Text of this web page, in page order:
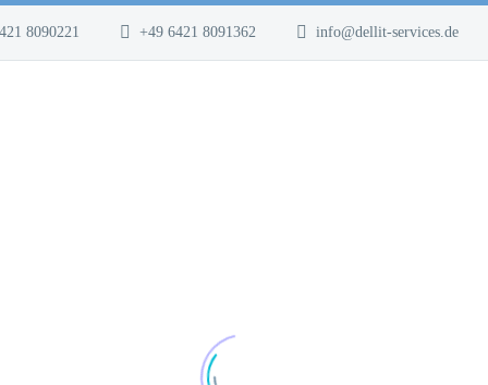
8090221 +49 6421 8091362 info@dellit-services.de